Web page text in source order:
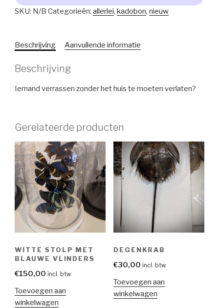
SKU: N/B Categorieën: allerlei, kadobon, nieuw
Beschrijving Aanvullende informatie
Beschrijving
Iemand verrassen zonder het huis te moeten verlaten?
Gerelateerde producten
WITTE STOLP MET
BLAUWE VLINDERS
€150,00 incl. btw
Toevoegen aan
winkelwagen
DEGENKRAB
€30,00 incl. btw
Toevoegen aan
winkelwagen